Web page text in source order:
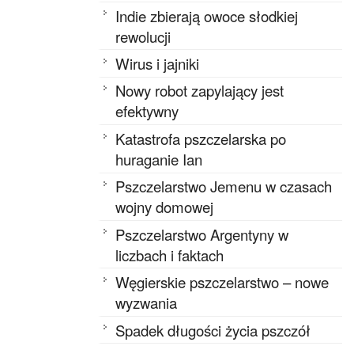
Indie zbierają owoce słodkiej
rewolucji
Wirus i jajniki
Nowy robot zapylający jest
efektywny
Katastrofa pszczelarska po
huraganie Ian
Pszczelarstwo Jemenu w czasach
wojny domowej
Pszczelarstwo Argentyny w
liczbach i faktach
Węgierskie pszczelarstwo – nowe
wyzwania
Spadek długości życia pszczół